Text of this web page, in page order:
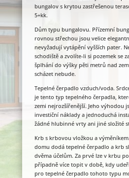
bungalov s krytou zastřešenou
5+kk.
Dům typu bungalovu. Přízemní
rovnou střechou jsou velice
nevyžadují vytápění vyšších pater.
schodiště a zvolíte-li si pozemek se
šplhání do výšky pěti metrů nad
scházet nebude.
Tepelné čerpadlo vzduch/voda.
je tento typ tepelného čerpadla,
zemi nejrozšířenější. Jeho výhodou
investiční náklady a jednoduchá
žádné hlubinné vrty ani jiné složité
Krb s krbovou vložkou a
domu dodá tepelné čerpadlo a krb
dvěma účelům. Za prvé lze v krbu
případně více topit v době, kdy
pro tepelné čerpadlo tohoto typu